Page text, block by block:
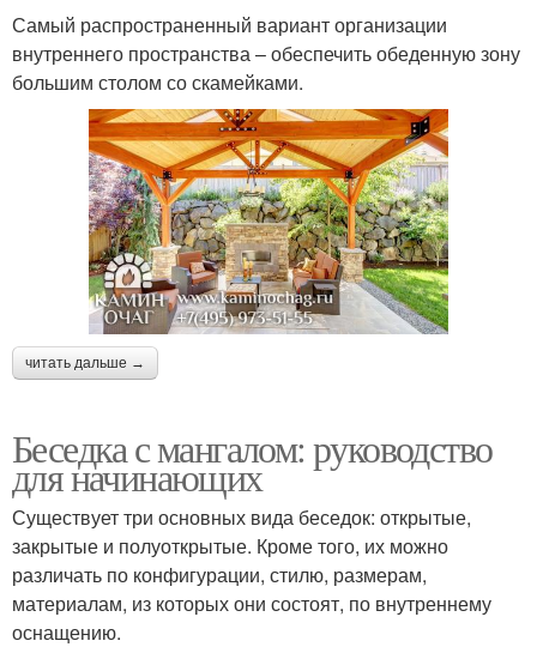
Самый распространенный вариант организации
внутреннего пространства – обеспечить обеденную зону
большим столом со скамейками.
читать дальше →
Беседка с мангалом: руководство
для начинающих
Существует три основных вида беседок: открытые,
закрытые и полуоткрытые. Кроме того, их можно
различать по конфигурации, стилю, размерам,
материалам, из которых они состоят, по внутреннему
оснащению.